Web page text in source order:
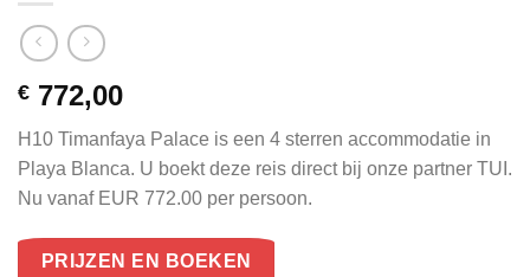
€ 772,00
H10 Timanfaya Palace is een 4 sterren accommodatie in
Playa Blanca. U boekt deze reis direct bij onze partner TUI.
Nu vanaf EUR 772.00 per persoon.
PRIJZEN EN BOEKEN